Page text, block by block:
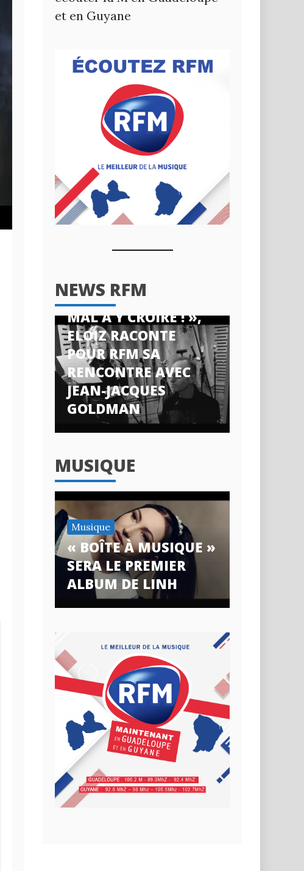
et en Guyane
NEWS RFM
« J’AI ENCORE DU
MAL À Y CROIRE ! »,
ELOIZ RACONTE
POUR RFM SA
RENCONTRE AVEC
JEAN-JACQUES
GOLDMAN
MUSIQUE
Musique
« BOÎTE À MUSIQUE »
SERA LE PREMIER
ALBUM DE LINH